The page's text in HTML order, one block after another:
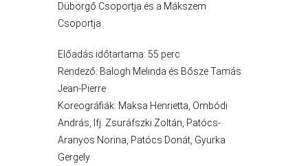
KÖRNYEZETVÉDELEM
TELEPÜLÉSRENDEZÉS
STRATÉGIÁK
KONCEPCIÓK
BEJELENTŐ
Dübörgő Csoportja és a Mákszem
Csoportja
Előadás időtartama: 55 perc
Rendező: Balogh Melinda és Bősze Tamás
Jean-Pierre
Koreográfiák: Maksa Henrietta, Ombódi
András, Ifj. Zsuráfszki Zoltán, Patócs-
Aranyos Norina, Patócs Donát, Gyurka
Gergely